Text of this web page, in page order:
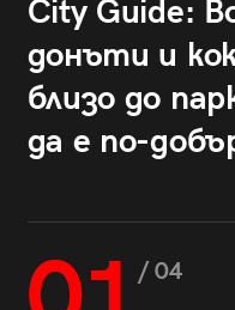
City Guide:
донъти и
близо до
да е по-
/ 04